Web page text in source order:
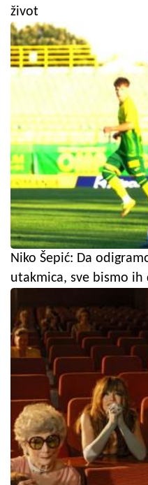
život
Niko Šepić: Da
utakmica, sve bismo ih